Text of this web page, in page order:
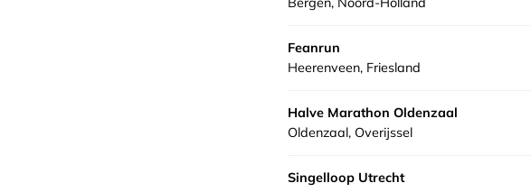
Feanrun
Heerenveen, Friesland
Halve Marathon Oldenzaal
Oldenzaal, Overijssel
Singelloop Utrecht